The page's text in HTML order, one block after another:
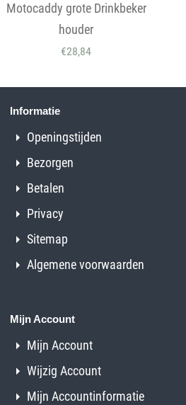
Motocaddy grote Drinkbeker
houder
€28,84
Informatie
Openingstijden
Bezorgen
Betalen
Privacy
Sitemap
Algemene voorwaarden
Mijn Account
Mijn Account
Wijzig Account
Mijn Accountinformatie